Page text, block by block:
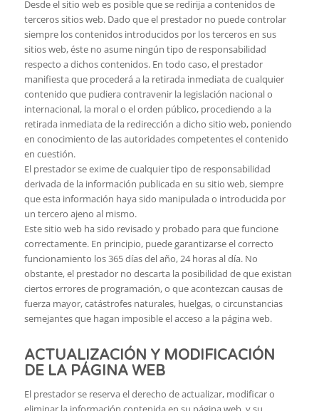
Desde el sitio web es posible que se redirija a contenidos de
terceros sitios web. Dado que el prestador no puede controlar
siempre los contenidos introducidos por los terceros en sus
sitios web, éste no asume ningún tipo de responsabilidad
respecto a dichos contenidos. En todo caso, el prestador
manifiesta que procederá a la retirada inmediata de cualquier
contenido que pudiera contravenir la legislación nacional o
internacional, la moral o el orden público, procediendo a la
retirada inmediata de la redirección a dicho sitio web, poniendo
en conocimiento de las autoridades competentes el contenido
en cuestión.
El prestador se exime de cualquier tipo de responsabilidad
derivada de la información publicada en su sitio web, siempre
que esta información haya sido manipulada o introducida por
un tercero ajeno al mismo.
Este sitio web ha sido revisado y probado para que funcione
correctamente. En principio, puede garantizarse el correcto
funcionamiento los 365 días del año, 24 horas al día. No
obstante, el prestador no descarta la posibilidad de que existan
ciertos errores de programación, o que acontezcan causas de
fuerza mayor, catástrofes naturales, huelgas, o circunstancias
semejantes que hagan imposible el acceso a la página web.
ACTUALIZACIÓN Y MODIFICACIÓN
DE LA PÁGINA WEB
El prestador se reserva el derecho de actualizar, modificar o